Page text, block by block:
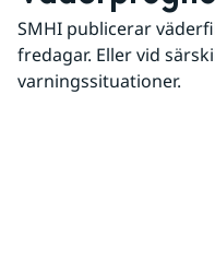
SMHI publicerar
fredagar. Eller vid
varningssituationer.